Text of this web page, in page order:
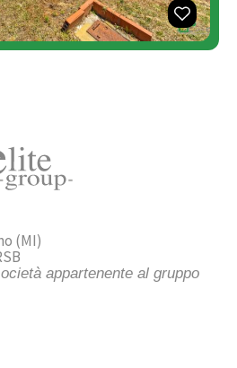
(MI)
appartenente al gruppo